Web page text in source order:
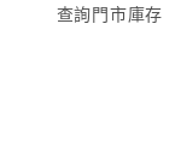
查詢門市庫存